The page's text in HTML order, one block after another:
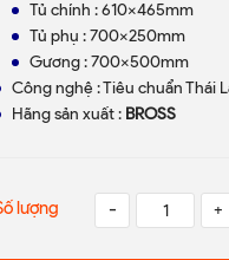
Tủ chính : 610x465mm
Tủ phụ : 700x250mm
Gương : 700x500mm
Công nghệ : Tiêu chuẩn Thái
Hãng sản xuất : BROSS
lượng - +